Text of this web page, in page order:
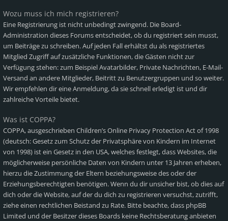
Wozu muss ich mich registrieren?
Eine Registrierung ist nicht unbedingt zwingend. Die Board-
Administration dieses Forums entscheidet, ob du registriert sein musst,
um Beiträge zu schreiben. Auf jeden Fall erhältst du als registriertes
Mitglied Zugriff auf zusätzliche Funktionen, die Gästen nicht zur
Verfügung stehen: zum Beispiel Avatarbilder, Private Nachrichten, E-Mail-
Versand an andere Mitglieder, Beitritt zu Benutzergruppen und so weiter.
Wir empfehlen dir eine Anmeldung, da sie schnell erledigt ist und dir
zahlreiche Vorteile bietet.
Was ist COPPA?
COPPA, ausgeschrieben Children’s Online Privacy Protection Act of 1998
(deutsch: Gesetz zum Schutz der Privatsphäre von Kindern im Internet
von 1998) ist ein Gesetz in den USA, welches festlegt, dass Websites, die
möglicherweise persönliche Daten von Kindern unter 13 Jahren erheben,
hierzu die Zustimmung der Eltern beziehungsweise des oder der
Erziehungsberechtigten benötigen. Wenn du dir unsicher bist, ob dies auf
dich oder die Website, auf der du dich zu registrieren versuchst, zutrifft,
ziehe einen rechtlichen Beistand zu Rate. Bitte beachte, dass phpBB
Limited und der Besitzer dieses Boards keine Rechtsberatung anbieten